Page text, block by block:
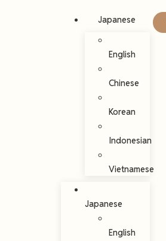
Japanese
English
Chinese
Korean
Indonesian
Vietnamese
Japanese
English